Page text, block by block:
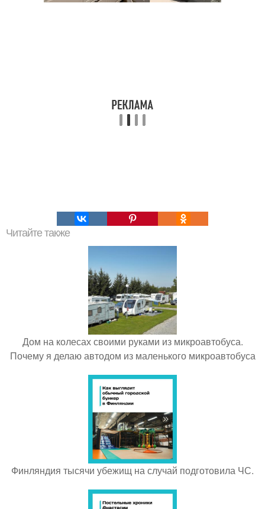
Читайте также
Дом на колесах своими руками из микроавтобуса.
Почему я делаю автодом из маленького микроавтобуса
Финляндия тысячи убежищ на случай подготовила ЧС.